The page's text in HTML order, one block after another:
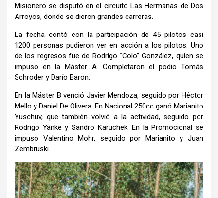
Misionero se disputó en el circuito Las Hermanas de Dos
Arroyos, donde se dieron grandes carreras.
La fecha contó con la participación de 45 pilotos casi
1200 personas pudieron ver en acción a los pilotos. Uno
de los regresos fue de Rodrigo “Colo” González, quien se
impuso en la Máster A. Completaron el podio Tomás
Schroder y Darío Baron.
En la Máster B venció Javier Mendoza, seguido por Héctor
Mello y Daniel De Olivera. En Nacional 250cc ganó Marianito
Yuschuv, que también volvió a la actividad, seguido por
Rodrigo Yanke y Sandro Karuchek. En la Promocional se
impuso Valentino Mohr, seguido por Marianito y Juan
Zembruski.